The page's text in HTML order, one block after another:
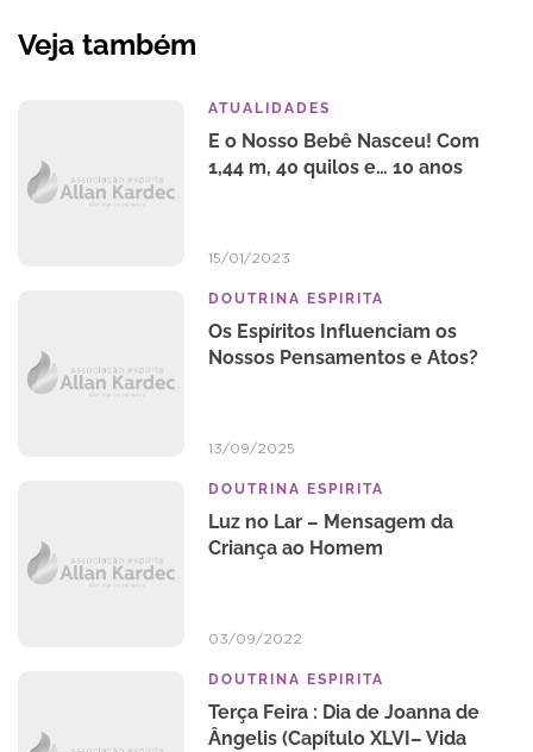
Veja também
ATUALIDADES
E o Nosso Bebê Nasceu! Com
1,44 m, 40 quilos e… 10 anos
15/01/2023
DOUTRINA ESPIRITA
Os Espíritos Influenciam os
Nossos Pensamentos e Atos?
13/09/2025
DOUTRINA ESPIRITA
Luz no Lar – Mensagem da
Criança ao Homem
03/09/2022
DOUTRINA ESPIRITA
Terça Feira : Dia de Joanna de
Ângelis (Capítulo XLVI– Vida